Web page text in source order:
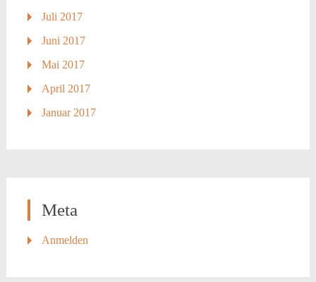
Juli 2017
Juni 2017
Mai 2017
April 2017
Januar 2017
Meta
Anmelden